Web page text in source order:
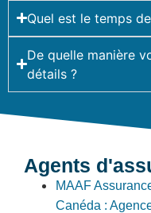
Quel est le temps
De quelle manière
détails ?
Agents
MAAF
Canéda :